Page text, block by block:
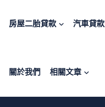
房屋二胎貸款 汽車貸款
關於我們 相關文章